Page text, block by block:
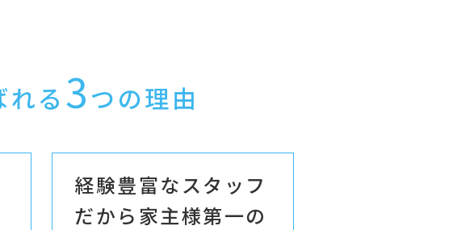
れる 3つの理由
経験豊富なスタッフ
だから家主様第一の